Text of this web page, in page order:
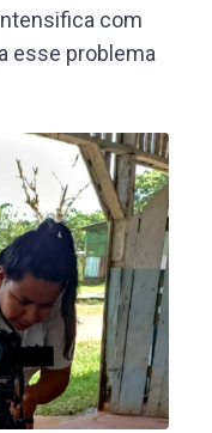
com
esse problema